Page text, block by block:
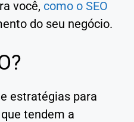
você, como o SEO
do seu negócio.
estratégias para
tendem a